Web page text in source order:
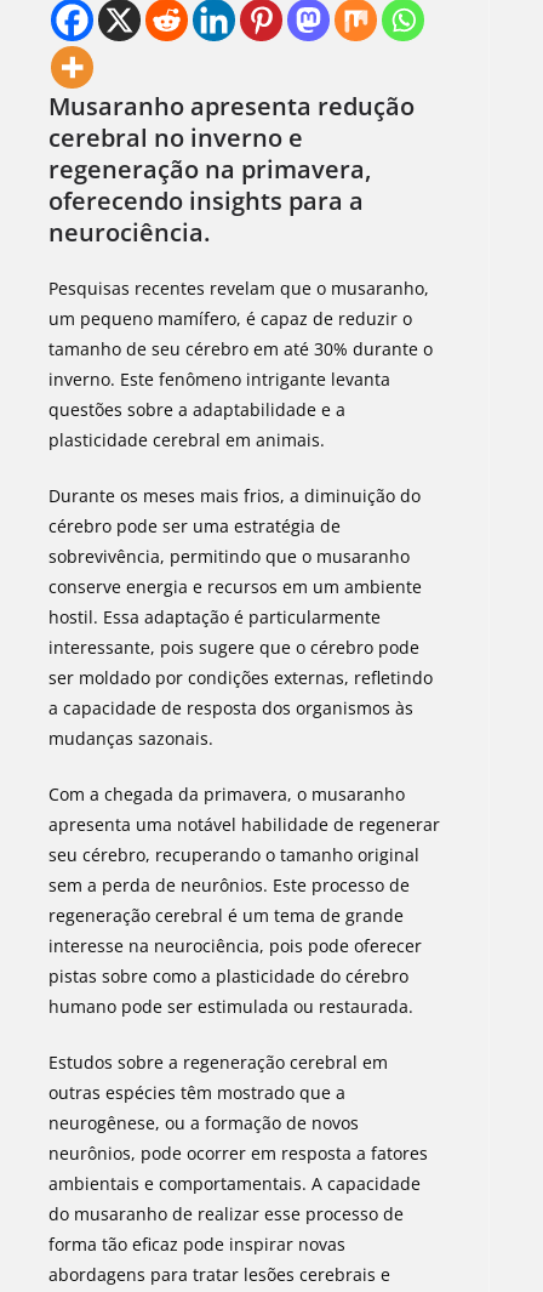
Musaranho apresenta redução
cerebral no inverno e
regeneração na primavera,
oferecendo insights para a
neurociência.
Pesquisas recentes revelam que o musaranho,
um pequeno mamífero, é capaz de reduzir o
tamanho de seu cérebro em até 30% durante o
inverno. Este fenômeno intrigante levanta
questões sobre a adaptabilidade e a
plasticidade cerebral em animais.
Durante os meses mais frios, a diminuição do
cérebro pode ser uma estratégia de
sobrevivência, permitindo que o musaranho
conserve energia e recursos em um ambiente
hostil. Essa adaptação é particularmente
interessante, pois sugere que o cérebro pode
ser moldado por condições externas, refletindo
a capacidade de resposta dos organismos às
mudanças sazonais.
Com a chegada da primavera, o musaranho
apresenta uma notável habilidade de regenerar
seu cérebro, recuperando o tamanho original
sem a perda de neurônios. Este processo de
regeneração cerebral é um tema de grande
interesse na neurociência, pois pode oferecer
pistas sobre como a plasticidade do cérebro
humano pode ser estimulada ou restaurada.
Estudos sobre a regeneração cerebral em
outras espécies têm mostrado que a
neurogênese, ou a formação de novos
neurônios, pode ocorrer em resposta a fatores
ambientais e comportamentais. A capacidade
do musaranho de realizar esse processo de
forma tão eficaz pode inspirar novas
abordagens para tratar lesões cerebrais e